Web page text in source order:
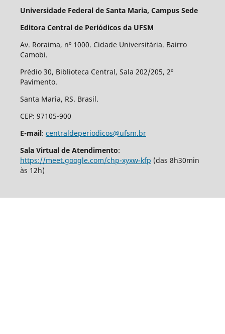
Universidade Federal de Santa Maria, Campus Sede
Editora Central de Periódicos da UFSM
Av. Roraima, nº 1000. Cidade Universitária. Bairro
Camobi.
Prédio 30, Biblioteca Central, Sala 202/205, 2º
Pavimento.
Santa Maria, RS. Brasil.
CEP: 97105-900
E-mail: centraldeperiodicos@ufsm.br
Sala Virtual de Atendimento:
https://meet.google.com/chp-xyxw-kfp (das 8h30min
às 12h)